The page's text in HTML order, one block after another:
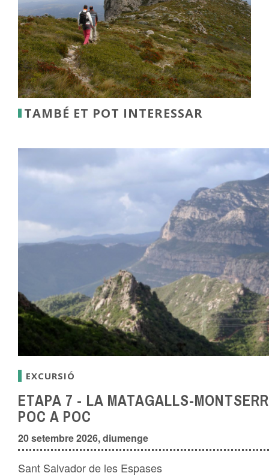
TAMBÉ ET POT INTERESSAR
EXCURSIÓ
ETAPA 7 - LA MATAGALLS-
POC A POC
20 setembre 2026, diumenge
Sant Salvador de les Espases